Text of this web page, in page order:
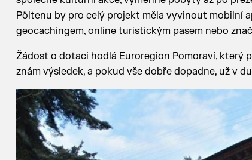
Pöltenu by pro celý projekt měla vyvinout mobilní
geocachingem, online turistickým pasem nebo
Žádost o dotaci hodlá Euroregion Pomoraví, který
znám výsledek, a pokud vše dobře dopadne, už v